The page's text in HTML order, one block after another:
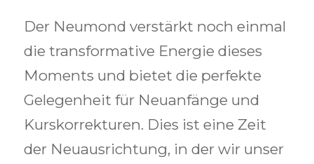
Der Neumond verstärkt noch einmal
die transformative Energie dieses
Moments und bietet die perfekte
Gelegenheit für Neuanfänge und
Kurskorrekturen. Dies ist eine Zeit
der Neuausrichtung, in der wir unser